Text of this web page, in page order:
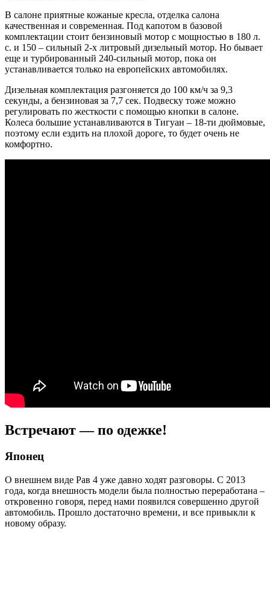
В салоне приятные кожаные кресла, отделка салона
качественная и современная. Под капотом в базовой
комплектации стоит бензиновый мотор с мощностью в 180 л.
с. и 150 – сильный 2-х литровый дизельный мотор. Но бывает
еще и турбированный 240-сильный мотор, пока он
устанавливается только на европейских автомобилях.
Дизельная комплектация разгоняется до 100 км/ч за 9,3
секунды, а бензиновая за 7,7 сек. Подвеску тоже можно
регулировать по жесткости с помощью кнопки в салоне.
Колеса большие устанавливаются в Тигуан – 18-ти дюймовые,
поэтому если ездить на плохой дороге, то будет очень не
комфортно.
Встречают — по одежке!
Японец
О внешнем виде Рав 4 уже давно ходят разговоры. С 2013
года, когда внешность модели была полностью переработана –
откровенно говоря, перед нами появился совершенно другой
автомобиль. Прошло достаточно времени, и все привыкли к
новому образу.